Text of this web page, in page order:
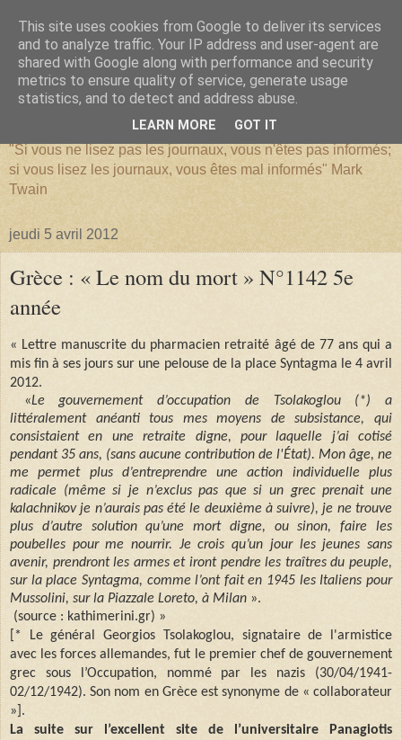
SERIATIM
"Si vous ne lisez pas les journaux, vous n'êtes pas informés;
si vous lisez les journaux, vous êtes mal informés" Mark
Twain
jeudi 5 avril 2012
Grèce : « Le nom du mort » N°1142 5e
année
« Lettre manuscrite du pharmacien retraité âgé de 77 ans qui a
mis fin à ses jours sur une pelouse de la place Syntagma le 4 avril
2012.
«Le gouvernement d’occupation de Tsolakoglou (*) a
littéralement anéanti tous mes moyens de subsistance, qui
consistaient en une retraite digne, pour laquelle j’ai cotisé
pendant 35 ans, (sans aucune contribution de l'État). Mon âge, ne
me permet plus d’entreprendre une action individuelle plus
radicale (même si je n’exclus pas que si un grec prenait une
kalachnikov je n’aurais pas été le deuxième à suivre), je ne trouve
plus d’autre solution qu’une mort digne, ou sinon, faire les
poubelles pour me nourrir. Je crois qu’un jour les jeunes sans
avenir, prendront les armes et iront pendre les traîtres du peuple,
sur la place Syntagma, comme l’ont fait en 1945 les Italiens pour
Mussolini, sur la Piazzale Loreto, à Milan ».
(source : kathimerini.gr) »
[* Le général Georgios Tsolakoglou, signataire de l'armistice
avec les forces allemandes, fut le premier chef de gouvernement
grec sous l’Occupation, nommé par les nazis (30/04/1941-
02/12/1942). Son nom en Grèce est synonyme de « collaborateur
»].
La suite sur l’excellent site de l’universitaire Panagiotis
This site uses cookies from Google to deliver its services
and to analyze traffic. Your IP address and user-agent are
shared with Google along with performance and security
metrics to ensure quality of service, generate usage
statistics, and to detect and address abuse.
LEARN MORE GOT IT